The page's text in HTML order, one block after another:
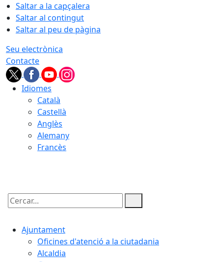
Saltar a la capçalera
Saltar al contingut
Saltar al peu de pàgina
Seu electrònica
Contacte
Idiomes
Català
Castellà
Anglès
Alemany
Francès
Cercar:
Ajuntament
Oficines d'atenció a la ciutadania
Alcaldia